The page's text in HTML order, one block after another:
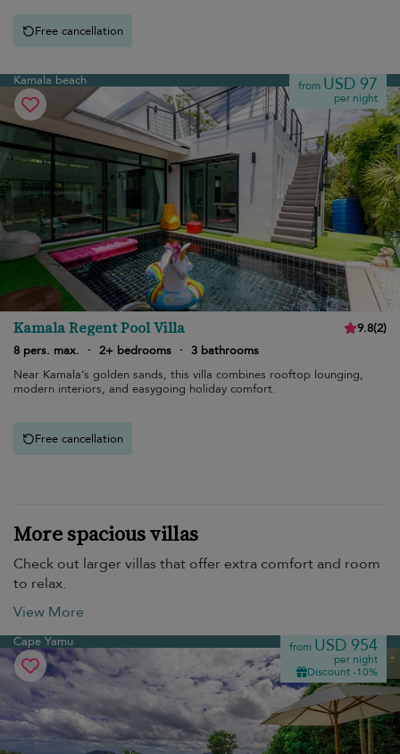
Free cancellation
Kamala beach from USD 97
per night
Kamala Regent Pool Villa 9.8(2)
8 pers. max.
· 2+ bedrooms · 3 bathrooms
Near Kamala’s golden sands, this villa combines rooftop lounging,
modern interiors, and easygoing holiday comfort.
Free cancellation
More spacious villas
Check out larger villas that offer extra comfort and room
to relax.
View More
Cape Yamu from USD 954
per night
Discount -10%